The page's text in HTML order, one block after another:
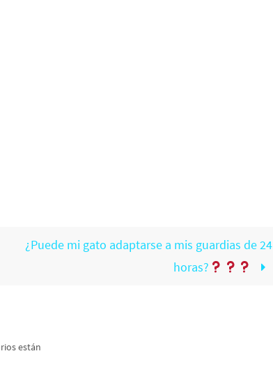
¿Puede mi gato adaptarse a mis guardias de 24
horas?
están